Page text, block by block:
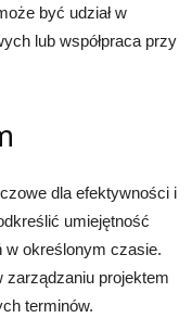
być udział w
lub współpraca przy
dla efektywności i
umiejętność
w określonym czasie.
zarządzaniu projektem
terminów.